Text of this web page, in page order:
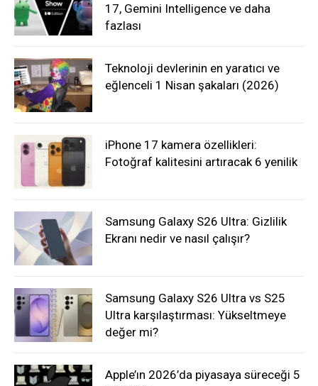
17, Gemini Intelligence ve daha
fazlası
Teknoloji devlerinin en yaratıcı ve
eğlenceli 1 Nisan şakaları (2026)
iPhone 17 kamera özellikleri:
Fotoğraf kalitesini artıracak 6 yenilik
Samsung Galaxy S26 Ultra: Gizlilik
Ekranı nedir ve nasıl çalışır?
Samsung Galaxy S26 Ultra vs S25
Ultra karşılaştırması: Yükseltmeye
değer mi?
Apple’ın 2026’da piyasaya süreceği 5